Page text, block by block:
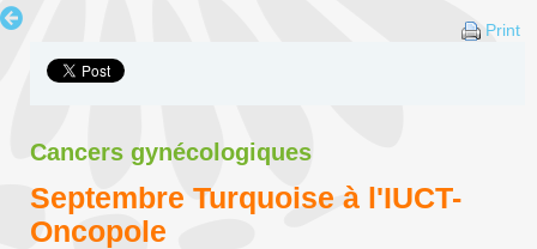
Print
Cancers gynécologiques
Septembre Turquoise à l'IUCT-
Oncopole